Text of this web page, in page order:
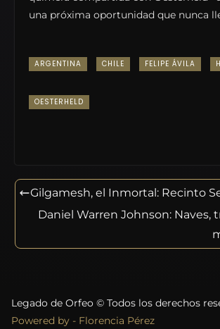
una próxima oportunidad que nunca
ARGENTINA CHILE FELIPE ÁVILA
OESTERHELD
Gilgamesh, el Inmortal: Recinto
Daniel Warren Johnson: Naves,
Legado de Orfeo © Todos los derechos
Powered by - Florencia Pérez